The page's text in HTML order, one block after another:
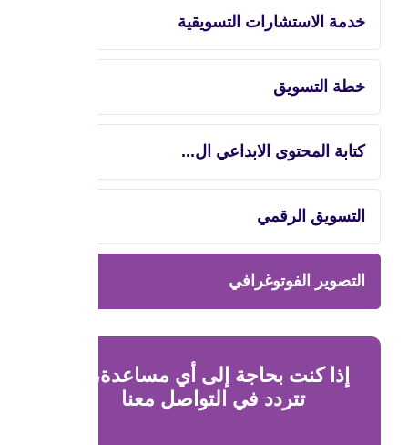
خدمة الاستشارات التسويقية
خطة التسويق
كتابة المحتوى الابداعي ال...
التسويق الرقمي
التصوير الفوتوغرافي
إذا كنت بحاجة إلى أي مساعدة، لا
تتردد في التواصل معنا